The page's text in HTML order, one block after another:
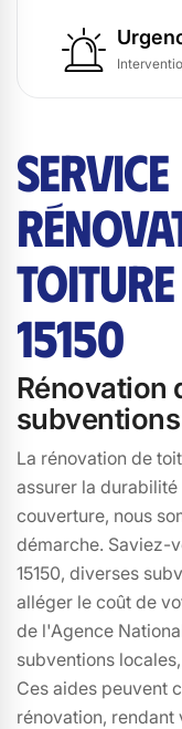
15150
Rénovation
La rénovation de
assurer la
couverture, nous
démarche. Saviez-
15150, diverses
alléger le coût de
de l'Agence
subventions
Ces aides peuvent
rénovation, rendant